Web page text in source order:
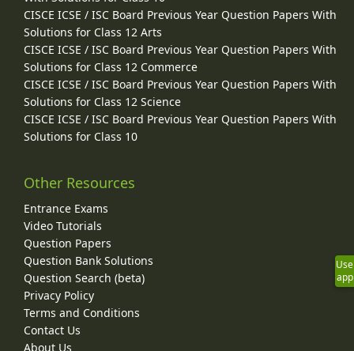
CISCE ICSE / ISC Board Previous Year Question Papers With
Solutions for Class 12 Arts
CISCE ICSE / ISC Board Previous Year Question Papers With
Solutions for Class 12 Commerce
CISCE ICSE / ISC Board Previous Year Question Papers With
Solutions for Class 12 Science
CISCE ICSE / ISC Board Previous Year Question Papers With
Solutions for Class 10
Other Resources
Entrance Exams
Video Tutorials
Question Papers
Question Bank Solutions
Question Search (beta)
Privacy Policy
Terms and Conditions
Contact Us
About Us
Use
app